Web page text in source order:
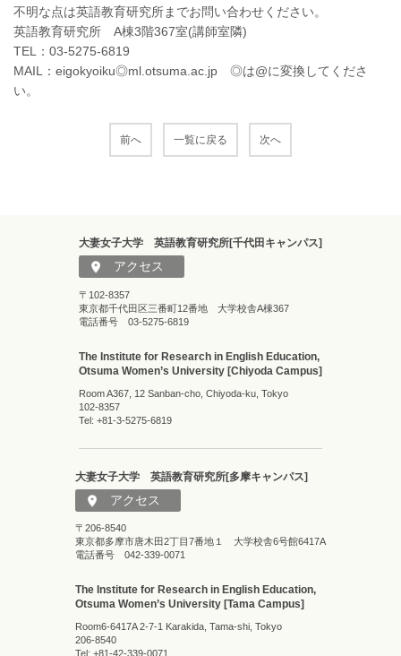
不明な点は英語教育研究所までお問い合わせください。
英語教育研究所 A棟3階367室(講師室隣)
TEL：03-5275-6819
MAIL：eigokyoiku◎ml.otsuma.ac.jp ◎は@に変換してくださ
い。
前へ 一覧に戻る 次へ
大妻女子大学 英語教育研究所[千代田キャンパス]
アクセス
〒102-8357
東京都千代田区三番町12番地 大学校舎A棟367
電話番号 03-5275-6819
The Institute for Research in English Education,
Otsuma Women’s University [Chiyoda Campus]
Room A367, 12 Sanban-cho, Chiyoda-ku, Tokyo
102-8357
Tel: +81-3-5275-6819
大妻女子大学 英語教育研究所[多摩キャンパス]
アクセス
〒206-8540
東京都多摩市唐木田2丁目7番地１ 大学校舎6号館6417A
電話番号 042-339-0071
The Institute for Research in English Education,
Otsuma Women’s University [Tama Campus]
Room6-6417A 2-7-1 Karakida, Tama-shi, Tokyo
206-8540
Tel: +81-42-339-0071